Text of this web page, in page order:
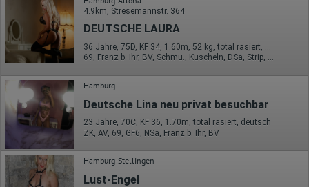
Die erzeugten Informationen über die Benutzung unserer
Webseiten sowie die von dem Browser übermittelte IP-Adresse
werden übertragen und gespeichert. Dabei können aus den
verarbeiteten Daten pseudonyme Nutzungsprofile der Nutzer
erstellt werden. Diese Informationen wird Google gegebenenfalls
auch an Dritte übertragen, sofern dies gesetzlich
vorgeschrieben wird oder, soweit Dritte diese Daten im Auftrag
von Google verarbeiten. Die IP-Adresse der Nutzer wird von
Google innerhalb von Mitgliedstaaten der Europäischen Union
oder in anderen Vertragsstaaten des Abkommens über den
Europäischen Wirtschaftsraum gekürzt, dies bedeutet, dass alle
Daten anonym erhoben werden. Nur in Ausnahmefällen wird die
volle IP-Adresse an einen Server von Google in den USA
übertragen und dort gekürzt. Die von dem Browser des Nutzers
übermittelte IP-Adresse wird nicht mit anderen Daten von Google
zusammengeführt.
4.9km, Stresemannstr. 364
DEUTSCHE LAURA
36 Jahre, 75D, KF 34, 1.60m, 52 kg, total rasiert, deutsch
69, Franz b. Ihr, BV, Schmu., Kuscheln, DSa, Strip, FE
Hamburg
Deutsche Lina neu privat besuchbar
23 Jahre, 70C, KF 36, 1.70m, total rasiert, deutsch
ZK, AV, 69, GF6, NSa, Franz b. Ihr, BV
Hamburg-Stellingen
Lust-Engel